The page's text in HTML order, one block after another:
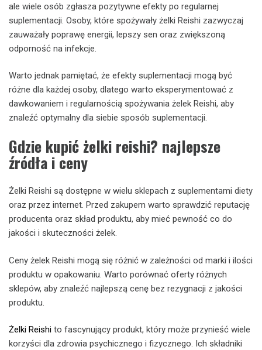
ale wiele osób zgłasza pozytywne efekty po regularnej
suplementacji. Osoby, które spożywały żelki Reishi zazwyczaj
zauważały poprawę energii, lepszy sen oraz zwiększoną
odporność na infekcje.
Warto jednak pamiętać, że efekty suplementacji mogą być
różne dla każdej osoby, dlatego warto eksperymentować z
dawkowaniem i regularnością spożywania żelek Reishi, aby
znaleźć optymalny dla siebie sposób suplementacji.
Gdzie kupić żelki reishi? najlepsze
źródła i ceny
Żelki Reishi są dostępne w wielu sklepach z suplementami diety
oraz przez internet. Przed zakupem warto sprawdzić reputację
producenta oraz skład produktu, aby mieć pewność co do
jakości i skuteczności żelek.
Ceny żelek Reishi mogą się różnić w zależności od marki i ilości
produktu w opakowaniu. Warto porównać oferty różnych
sklepów, aby znaleźć najlepszą cenę bez rezygnacji z jakości
produktu.
Żelki Reishi to fascynujący produkt, który może przynieść wiele
korzyści dla zdrowia psychicznego i fizycznego. Ich składniki